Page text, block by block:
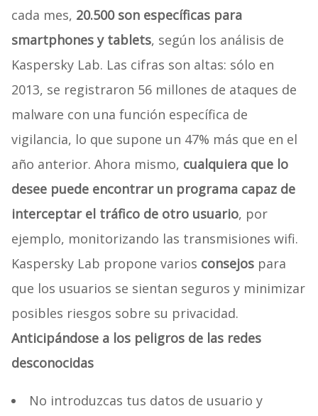
cada mes, 20.500 son específicas para
smartphones y tablets, según los análisis de
Kaspersky Lab. Las cifras son altas: sólo en
2013, se registraron 56 millones de ataques de
malware con una función específica de
vigilancia, lo que supone un 47% más que en el
año anterior. Ahora mismo, cualquiera que lo
desee puede encontrar un programa capaz de
interceptar el tráfico de otro usuario, por
ejemplo, monitorizando las transmisiones wifi.
Kaspersky Lab propone varios consejos para
que los usuarios se sientan seguros y minimizar
posibles riesgos sobre su privacidad.
Anticipándose a los peligros de las redes
desconocidas
No introduzcas tus datos de usuario y